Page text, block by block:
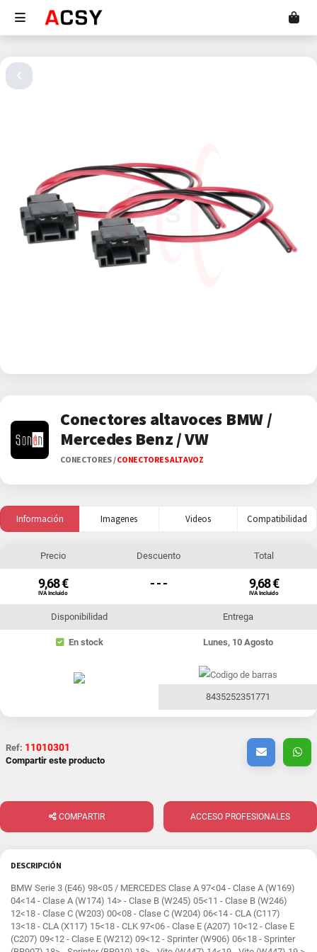
Conectores altavoces BMW /
Mercedes Benz / VW
CONECTORES/CONECTORES ALTAVOZ
Información Imagenes Videos Compatibilidad
Precio
9,68 €
IVA Incluido
Descuento
- - -
Total
9,68 €
IVA Incluido
Disponibilidad
En stock
Entrega
Lunes, 10 Agosto
8435252351771
Ref: 11010301
Compartir este producto
COMPARTIR ACCESO PROFESIONALES
DESCRIPCIÓN
BMW Serie 3 (E46) 98<05 / MERCEDES Clase A 97<04 - Clase A (W169)
04<14 - Clase A (W174) 14> - Clase B (W245) 05<11 - Clase B (W246)
12<18 - Clase C (W203) 00<08 - Clase C (W204) 06<14 - CLA (C117)
13<18 - CLA (X117) 15<18 - CLK 97<06 - Clase E (A207) 10<12 - Clase E
(C207) 09<12 - Clase E (W212) 09<12 - Sprinter (W906) 06<18 - Sprinter